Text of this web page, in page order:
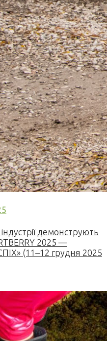
демонструють
2025 —
(11–12 грудня 2025